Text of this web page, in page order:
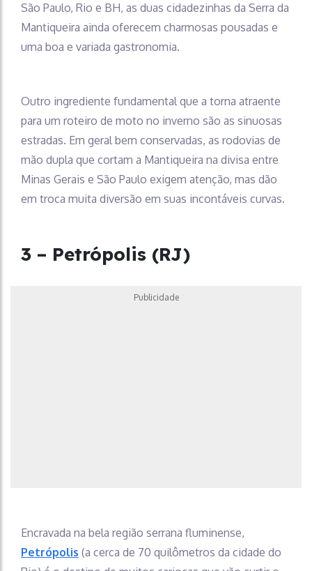
São Paulo, Rio e BH, as duas cidadezinhas da Serra da
Mantiqueira ainda oferecem charmosas pousadas e
uma boa e variada gastronomia.
Outro ingrediente fundamental que a torna atraente
para um roteiro de moto no inverno são as sinuosas
estradas. Em geral bem conservadas, as rodovias de
mão dupla que cortam a Mantiqueira na divisa entre
Minas Gerais e São Paulo exigem atenção, mas dão
em troca muita diversão em suas incontáveis curvas.
3 – Petrópolis (RJ)
Publicidade
Encravada na bela região serrana fluminense,
Petrópolis (a cerca de 70 quilômetros da cidade do